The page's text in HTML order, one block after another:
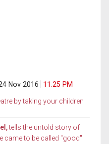
Nov 2016 11.25 PM
by taking your children
tells the untold story of
came to be called "good"